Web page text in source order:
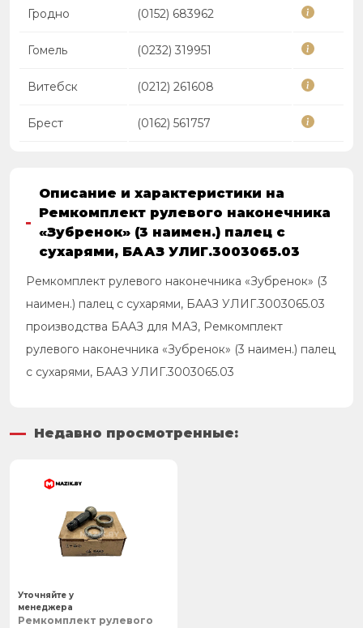
Гродно (0152) 683962
Гомель (0232) 319951
Витебск (0212) 261608
Брест (0162) 561757
Описание и характеристики на
Ремкомплект рулевого наконечника
«Зубренок» (3 наимен.) палец с
сухарями, БААЗ УЛИГ.3003065.03
Ремкомплект рулевого наконечника «Зубренок» (3
наимен.) палец с сухарями, БААЗ УЛИГ.3003065.03
производства БААЗ для МАЗ, Ремкомплект
рулевого наконечника «Зубренок» (3 наимен.) палец
с сухарями, БААЗ УЛИГ.3003065.03
Недавно просмотренные:
Ремкомплект рулевого
Уточняйте у
менеджера